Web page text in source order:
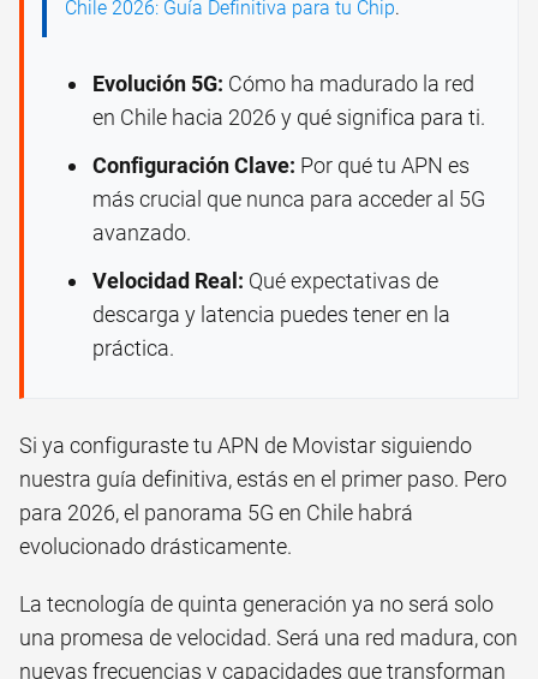
Chile 2026: Guía Definitiva para tu Chip.
Evolución 5G: Cómo ha madurado la red
en Chile hacia 2026 y qué significa para ti.
Configuración Clave: Por qué tu APN es
más crucial que nunca para acceder al 5G
avanzado.
Velocidad Real: Qué expectativas de
descarga y latencia puedes tener en la
práctica.
Si ya configuraste tu APN de Movistar siguiendo
nuestra guía definitiva, estás en el primer paso. Pero
para 2026, el panorama 5G en Chile habrá
evolucionado drásticamente.
La tecnología de quinta generación ya no será solo
una promesa de velocidad. Será una red madura, con
nuevas frecuencias y capacidades que transforman